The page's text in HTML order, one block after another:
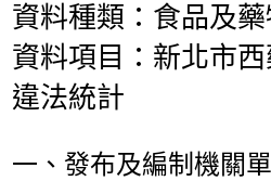
資料種類：食品及
資料項目：新北市
違法統計
一、發布及編制機關